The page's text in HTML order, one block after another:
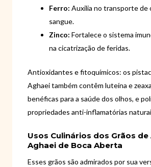
Ferro: Auxilia no transporte de
sangue.
Zinco: Fortalece o sistema
na cicatrização de feridas.
Antioxidantes e fitoquímicos: os
Aghaei também contêm luteína e
benéficas para a saúde dos olhos, e
propriedades anti-inflamatórias
Usos Culinários dos Grãos de
Aghaei de Boca Aberta
Esses grãos são admirados por sua